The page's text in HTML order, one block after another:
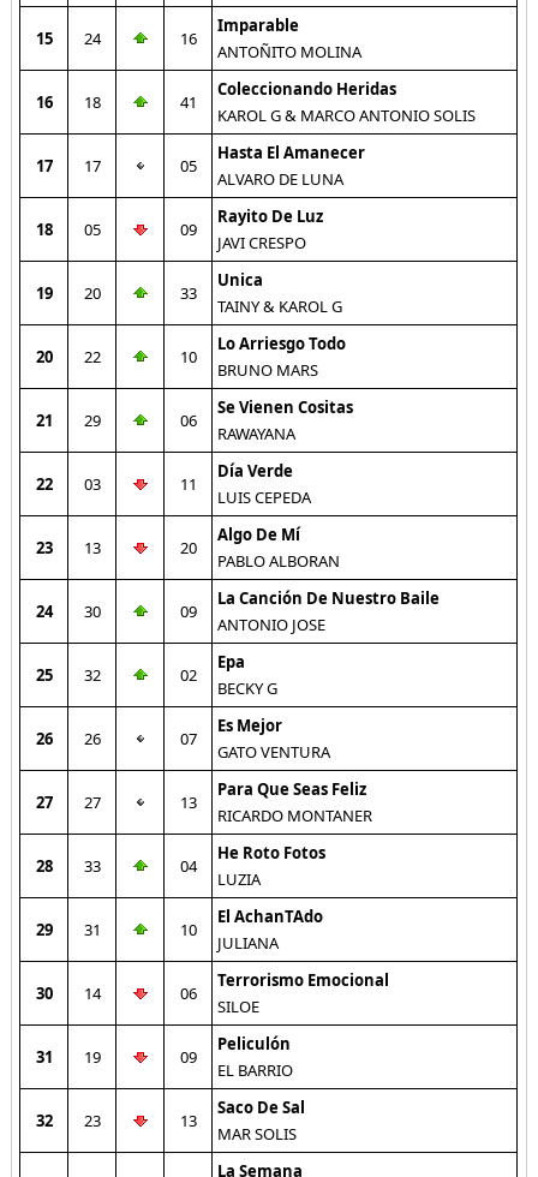
15 24 16
Imparable
ANTOÑITO MOLINA
16 18 41
Coleccionando Heridas
KAROL G & MARCO ANTONIO SOLIS
17 17 05
Hasta El Amanecer
ALVARO DE LUNA
18 05 09
Rayito De Luz
JAVI CRESPO
19 20 33
Unica
TAINY & KAROL G
20 22 10
Lo Arriesgo Todo
BRUNO MARS
21 29 06
Se Vienen Cositas
RAWAYANA
22 03 11
Día Verde
LUIS CEPEDA
23 13 20
Algo De Mí
PABLO ALBORAN
24 30 09
La Canción De Nuestro Baile
ANTONIO JOSE
25 32 02
Epa
BECKY G
26 26 07
Es Mejor
GATO VENTURA
27 27 13
Para Que Seas Feliz
RICARDO MONTANER
28 33 04
He Roto Fotos
LUZIA
29 31 10
El AchanTAdo
JULIANA
30 14 06
Terrorismo Emocional
SILOE
31 19 09
Peliculón
EL BARRIO
32 23 13
Saco De Sal
MAR SOLIS
La Semana